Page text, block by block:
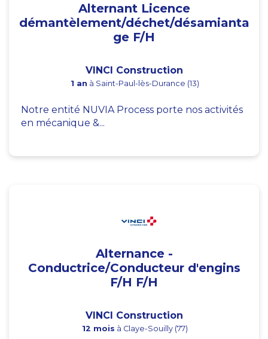
Alternant Licence
démantèlement/déchet/désamianta
ge F/H
VINCI Construction
1 an à Saint-Paul-lès-Durance (13)
Notre entité NUVIA Process porte nos activités
en mécanique &...
Alternance -
Conductrice/Conducteur d'engins
F/H F/H
VINCI Construction
12 mois à Claye-Souilly (77)